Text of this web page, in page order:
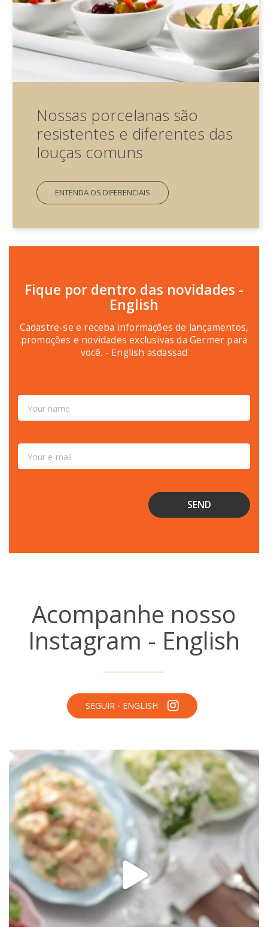
Nossas porcelanas são
resistentes e diferentes das
louças comuns
ENTENDA OS DIFERENCIAIS
Fique por dentro das novidades -
English
Cadastre-se e receba informações de lançamentos,
promoções e novidades exclusivas da Germer para
você. - English asdassad
Acompanhe nosso
Instagram - English
SEGUIR - ENGLISH